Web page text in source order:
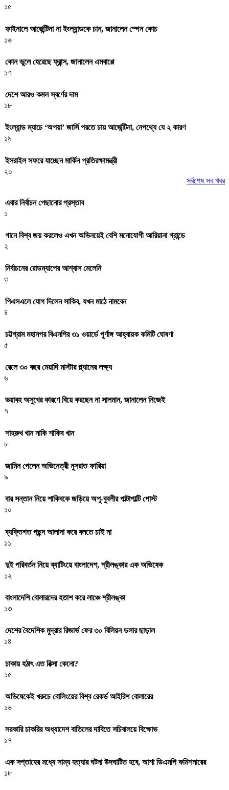
১৫
ফাইনালে আর্জেন্টিনা না ইংল্যান্ডকে চান, জানালেন স্পেন কোচ
১৬
কোন ভুলে হেরেছে ফ্রান্স, জানালেন এমবাপ্পে
১৭
দেশে আরও কমল স্বর্ণের দাম
১৮
ইংল্যান্ড ম্যাচে ‘অপয়া’ জার্সি পরতে চায় আর্জেন্টিনা, নেপথ্যে যে ২ কারণ
১৯
ইসরাইল সফরে যাচ্ছেন মার্কিন প্রতিরক্ষামন্ত্রী
২০
সর্বশেষ সব খবর
এবার নির্বাচন পেছানোর প্রস্তাব
১
গানে বিশ্ব জয় করলেও এখন অভিনয়েই বেশি মনোযোগী আরিয়ানা গ্রান্ডে
২
নির্বাচনের রোডম্যাপের আশ্বাস মেলেনি
৩
পিএসএলে যোগ দিলেন সাকিব, যখন মাঠে নামবেন
৪
চট্টগ্রাম মহানগর বিএনপির ৩১ ওয়ার্ডে পূর্ণাঙ্গ আহ্বায়ক কমিটি ঘোষণা
৫
রেলে ৩০ বছর মেয়াদি মাস্টার প্ল্যানের লক্ষ্য
৬
ভয়াবহ অসুখের কারণে বিয়ে করছেন না সালমান, জানালেন নিজেই
৭
শাহরুখ খান নাকি শাকিব খান
৮
জামিন পেলেন অভিনেত্রী নুসরাত ফারিয়া
৯
বার সন্তান নিয়ে শাকিবকে জড়িয়ে অপু-বুবলীর পাল্টাপাল্টি পোস্ট
১০
ব্যক্তিগত পছন্দ আলাদা করে বলতে চাই না
১১
দুই পরিবর্তন নিয়ে ব্যাটিংয়ে বাংলাদেশ, শ্রীলঙ্কার এক অভিষেক
১২
বাংলাদেশি বোলারদের হতাশ করে লাঞ্চে শ্রীলঙ্কা
১৩
দেশের বৈদেশিক মুদ্রার রিজার্ভ ফের ৩০ বিলিয়ন ডলার ছাড়াল
১৪
ঢাকায় হঠাৎ এত রিক্সা কেনো?
১৫
অভিষেকেই খরুচে বোলিংয়ের বিশ্ব রেকর্ড আইরিশ বোলারের
১৬
সরকারি চাকরির অধ্যাদেশ বাতিলের দাবিতে সচিবালয়ে বিক্ষোভ
১৭
এক সপ্তাহের মধ্যে সাম্য হত্যার ঘটনা উদঘাটিত হবে, আশা ডিএমপি কমিশনারের
১৮